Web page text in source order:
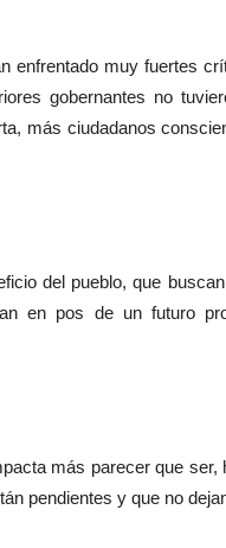
enfrentado muy fuertes
gobernantes no
más ciudadanos
del pueblo, que
en pos de un futuro
más parecer que ser,
pendientes y que no